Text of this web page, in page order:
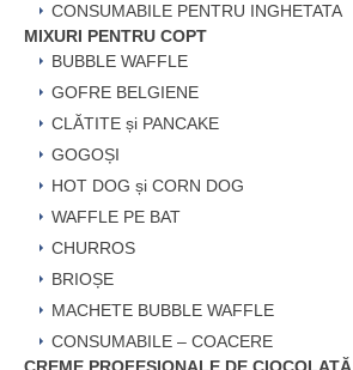
CONSUMABILE PENTRU INGHETATA
MIXURI PENTRU COPT
BUBBLE WAFFLE
GOFRE BELGIENE
CLĂTITE și PANCAKE
GOGOȘI
HOT DOG și CORN DOG
WAFFLE PE BAT
CHURROS
BRIOȘE
MACHETE BUBBLE WAFFLE
CONSUMABILE – COACERE